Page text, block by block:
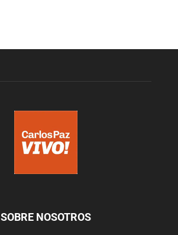
SOBRE NOSOTROS